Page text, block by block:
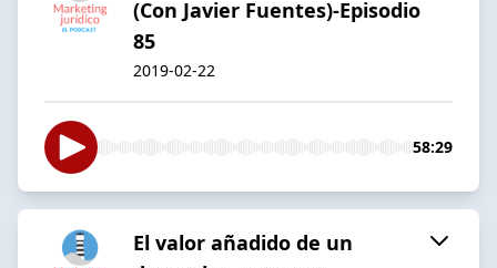
(Con Javier Fuentes)-Episodio
85
2019-02-22
58:29
El valor añadido de un